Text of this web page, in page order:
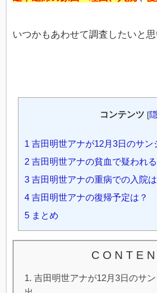
いつかもあわせて調査したいと思
コンテンツ [
1 吉田明世アナが12月3日のサン
2 吉田明世アナの貧血で疑われ
3 吉田明世アナの重病での入院は
4 吉田明世アナの復帰予定は？
5 まとめ
C O N T E
吉田明世アナが12月3日のサ